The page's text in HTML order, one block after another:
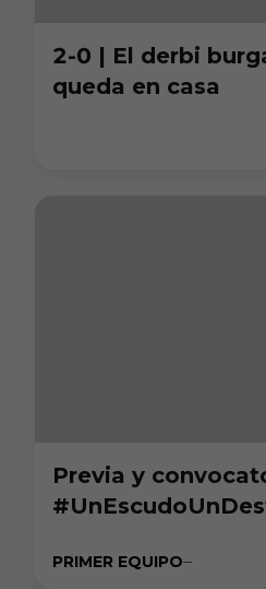
2-0 | El derbi
queda en casa
Previa y
PRIMER EQUIPO